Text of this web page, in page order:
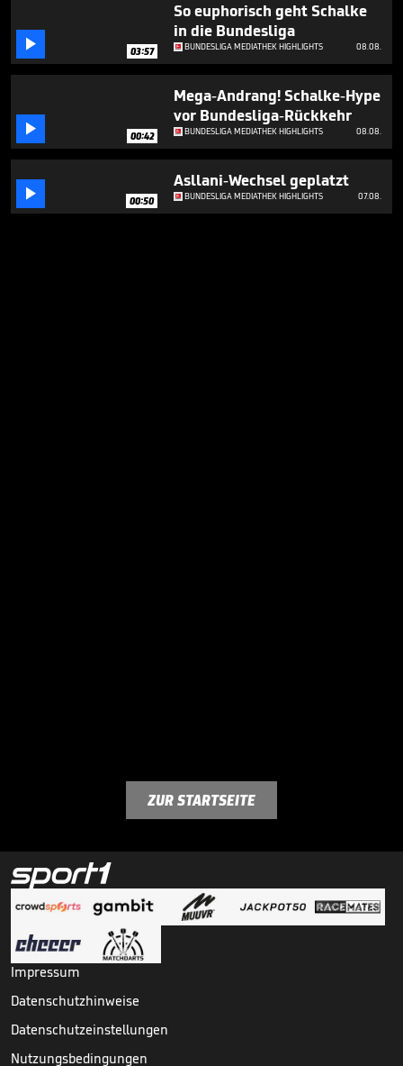
 03:57
So euphorisch geht Schalke
in die Bundesliga
BUNDESLIGA MEDIATHEK HIGHLIGHTS 08.08.
 00:42
Mega-Andrang! Schalke-Hype
vor Bundesliga-Rückkehr
BUNDESLIGA MEDIATHEK HIGHLIGHTS 08.08.
 00:50
Asllani-Wechsel geplatzt
BUNDESLIGA MEDIATHEK HIGHLIGHTS 07.08.
ZUR STARTSEITE
Impressum
Datenschutzhinweise
Datenschutzeinstellungen
Nutzungsbedingungen